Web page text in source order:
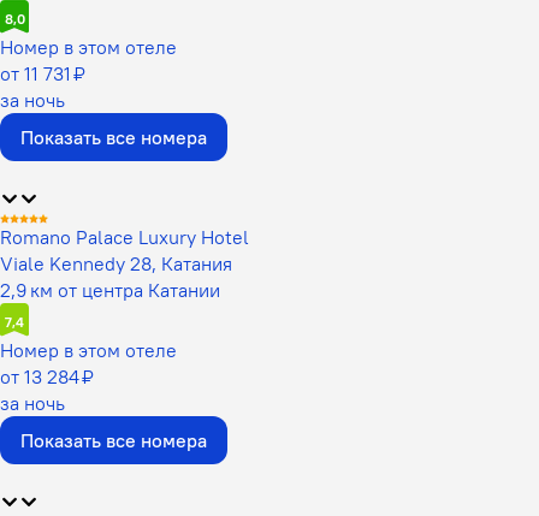
8,0
Номер в этом отеле
от 11 731 ₽
за ночь
Показать все номера
Romano Palace Luxury Hotel
Viale Kennedy 28, Катания
2,9 км от центра Катании
7,4
Номер в этом отеле
от 13 284 ₽
за ночь
Показать все номера